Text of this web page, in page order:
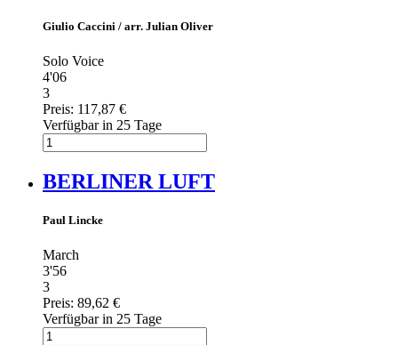
Giulio Caccini / arr. Julian Oliver
Solo Voice
4'06
3
Preis: 117,87 €
Verfügbar in 25 Tage
BERLINER LUFT
Paul Lincke
March
3'56
3
Preis: 89,62 €
Verfügbar in 25 Tage